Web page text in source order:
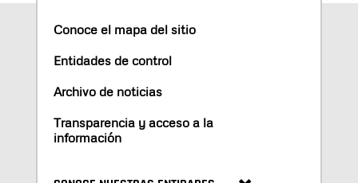
Conoce el mapa del sitio
Entidades de control
Archivo de noticias
Transparencia y acceso a la
información